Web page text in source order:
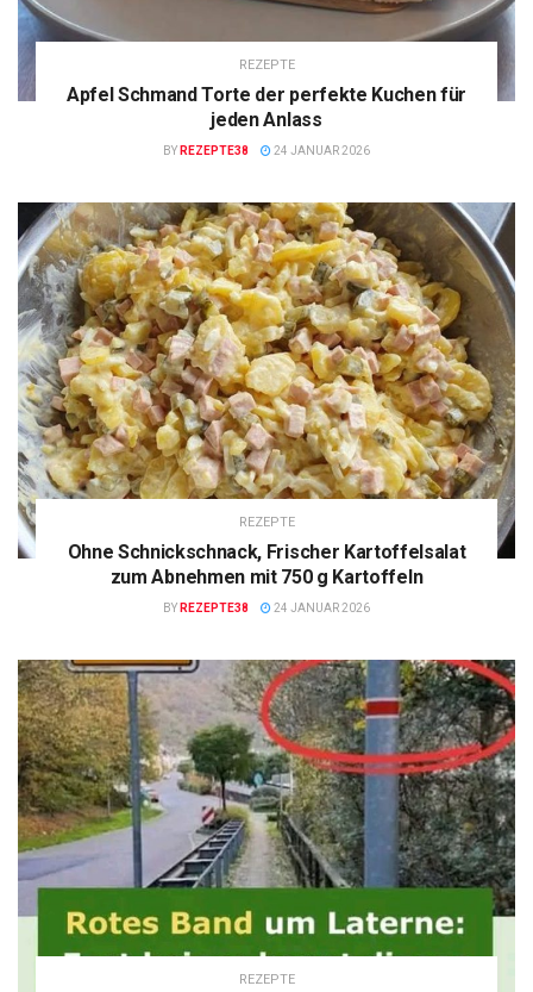
REZEPTE
Apfel Schmand Torte der perfekte Kuchen für
jeden Anlass
BY REZEPTE38 24 JANUAR 2026
REZEPTE
Ohne Schnickschnack, Frischer Kartoffelsalat
zum Abnehmen mit 750 g Kartoffeln
BY REZEPTE38 24 JANUAR 2026
REZEPTE